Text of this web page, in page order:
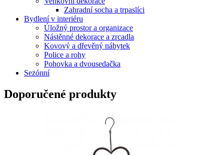
Zahradní socha a trpaslíci
Bydlení v interiéru
Úložný prostor a organizace
Nástěnné dekorace a zrcadla
Kovový a dřevěný nábytek
Police a rohy
Pohovka a dvousedačka
Sezónní
Doporučené produkty